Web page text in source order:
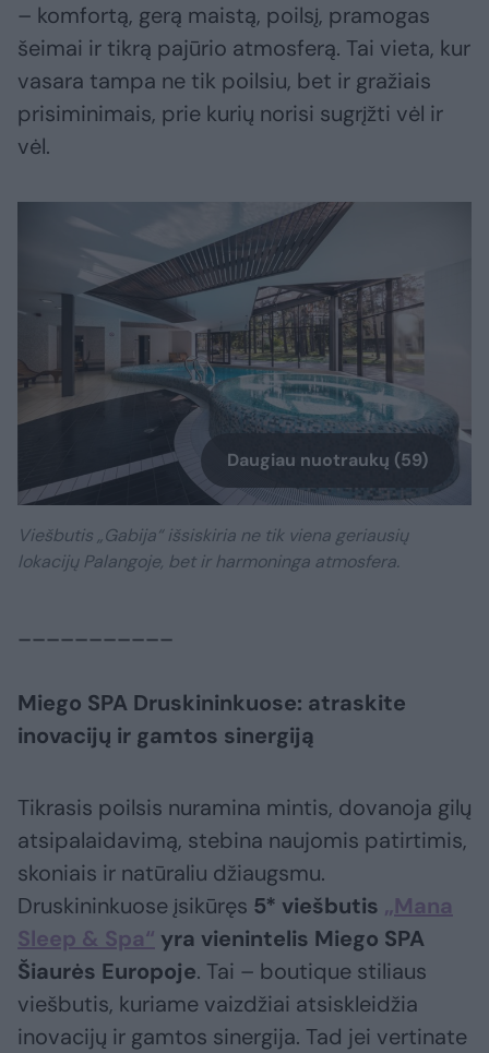
– komfortą, gerą maistą, poilsį, pramogas
šeimai ir tikrą pajūrio atmosferą. Tai vieta, kur
vasara tampa ne tik poilsiu, bet ir gražiais
prisiminimais, prie kurių norisi sugrįžti vėl ir
vėl.
Daugiau nuotraukų (59)
Viešbutis „Gabija“ išsiskiria ne tik viena geriausių
lokacijų Palangoje, bet ir harmoninga atmosfera.
Miego SPA Druskininkuose: atraskite
inovacijų ir gamtos sinergiją
Tikrasis poilsis nuramina mintis, dovanoja gilų
atsipalaidavimą, stebina naujomis patirtimis,
skoniais ir natūraliu džiaugsmu.
Druskininkuose įsikūręs 5* viešbutis „Mana
Sleep & Spa“ yra vienintelis Miego SPA
Šiaurės Europoje. Tai – boutique stiliaus
viešbutis, kuriame vaizdžiai atsiskleidžia
inovacijų ir gamtos sinergija. Tad jei vertinate